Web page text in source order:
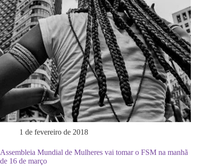
1 de fevereiro de 2018
Assembleia Mundial de Mulheres vai tomar o FSM na manhã
de 16 de março